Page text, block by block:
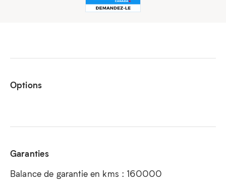
Options
Garanties
Balance de garantie en kms : 160000